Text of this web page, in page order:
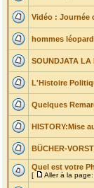
Vidéo : Journée
hommes
SOUNDJATA
L'Histoire
Quelques
HISTORY:Mise
BÜCHER-
Quel est votre
[ Aller à la page: